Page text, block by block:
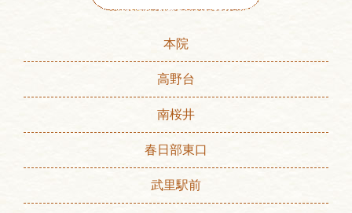
本院
高野台
南桜井
春日部東口
武里駅前